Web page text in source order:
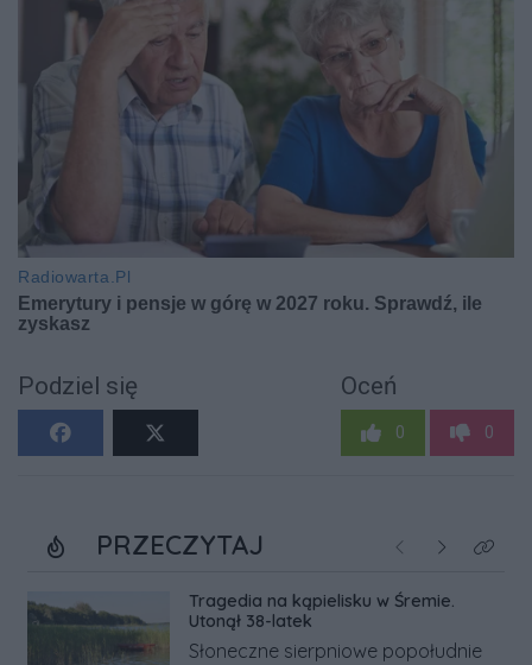
Podziel się Oceń
0 0
PRZECZYTAJ Poprzednie
NastępneKliknij
Tragedia na kąpielisku w Śremie.
Utonął 38-latek
Słoneczne sierpniowe popołudnie